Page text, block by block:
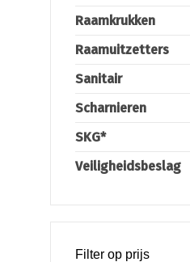
Raamkrukken
Raamuitzetters
Sanitair
Scharnieren
SKG*
Veiligheidsbeslag
Filter op prijs